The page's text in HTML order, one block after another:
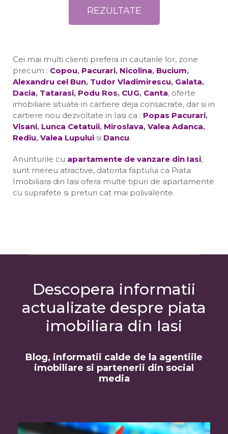
Cei mai multi clienti prefera in cautarile lor, zone
precum : Copou, Pacurari, Nicolina, Bucium,
Alexandru cel Bun, Tudor Vladimirescu, Galata,
Dacia, Tatarasi, Podu Ros, CUG, Canta, oferte
imobiliare situate in cartiere deja consacrate, dar si in
cartiere nou dezvoltate in Iasi ca : Popas Pacurari,
Visani, Lunca Cetatuii, Miroslava, Valea Adanca,
Rediu, Valea Lupului si Dancu.
Anunturile cu apartamente de vanzare din Iasi,
sunt mereu atractive, datorita faptului ca Piata
Imobiliara din Iasi ofera multe tipuri de apartamente
cu suprafete si preturi cat mai polivalente.
Descopera informatii
actualizate despre piata
imobiliara din Iasi
Blog, informatii calde de la agentiile
imobiliare si partenerii din social
media